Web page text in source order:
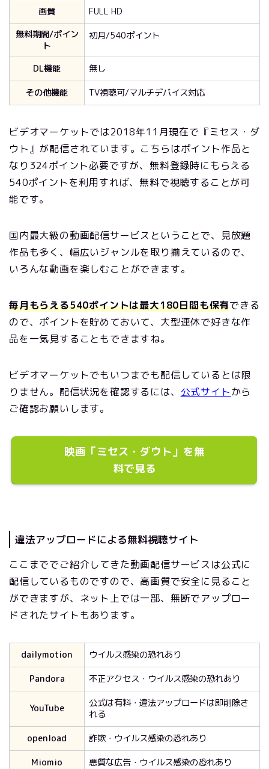
画質
FULL HD
無料期間/ポイン
ト
初月/540ポイント
DL機能
無し
その他機能
TV視聴可/マルチデバイス対応
ビデオマーケットでは2018年11月現在で『ミセス・ダ
ウト』が配信されています。こちらはポイント作品と
なり324ポイント必要ですが、無料登録時にもらえる
540ポイントを利用すれば、無料で視聴することが可
能です。
国内最大級の動画配信サービスということで、見放題
作品も多く、幅広いジャンルを取り揃えているので、
いろんな動画を楽しむことができます。
毎月もらえる540ポイントは最大180日間も保有できる
ので、ポイントを貯めておいて、大型連休で好きな作
品を一気見することもできますね。
ビデオマーケットでもいつまでも配信しているとは限
りません。配信状況を確認するには、 公式サイト から
ご確認お願いします。
映画「ミセス・ダウト」を無
料で見る
違法アップロードによる無料視聴サイト
ここまででご紹介してきた動画配信サービスは公式に
配信しているものですので、高画質で安全に見ること
ができますが、ネット上では一部、無断でアップロー
ドされたサイトもあります。
dailymotion
ウイルス感染の恐れあり
Pandora
不正アクセス・ウイルス感染の恐れあり
YouTube
公式は有料・違法アップロードは即削除さ
れる
openload
詐欺・ウイルス感染の恐れあり
Miomio
悪質な広告・ウイルス感染の恐れあり